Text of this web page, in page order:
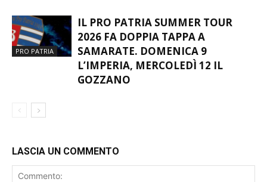
PRO PATRIA
IL PRO PATRIA SUMMER TOUR
2026 FA DOPPIA TAPPA A
SAMARATE. DOMENICA 9
L’IMPERIA, MERCOLEDÌ 12 IL
GOZZANO
LASCIA UN COMMENTO